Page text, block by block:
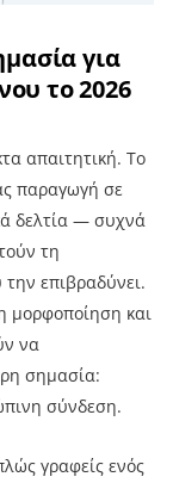
για
το 2026
απαιτητική. Το
παραγωγή σε
δελτία — συχνά
τη
επιβραδύνει.
μορφοποίηση και
να
σημασία:
σύνδεση.
γραφείς ενός